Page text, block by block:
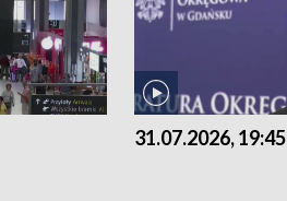
31.07.2026, 19:45